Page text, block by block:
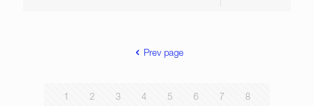
Prev page
1 2 3 4 5 6 7 8